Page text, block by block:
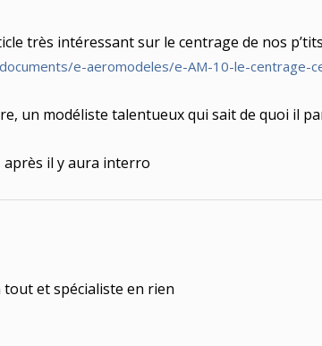
très intéressant sur le centrage de nos
e-aeromodeles/e-AM-10-le-
un modéliste talentueux qui sait de quoi il
après il y aura interro
et spécialiste en rien